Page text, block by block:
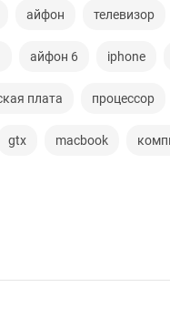
айфон телевизор
айфон 6 iphone
плата процессор
gtx macbook